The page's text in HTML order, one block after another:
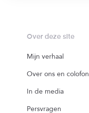
Over deze site
Mijn verhaal
Over ons en colofon
In de media
Persvragen